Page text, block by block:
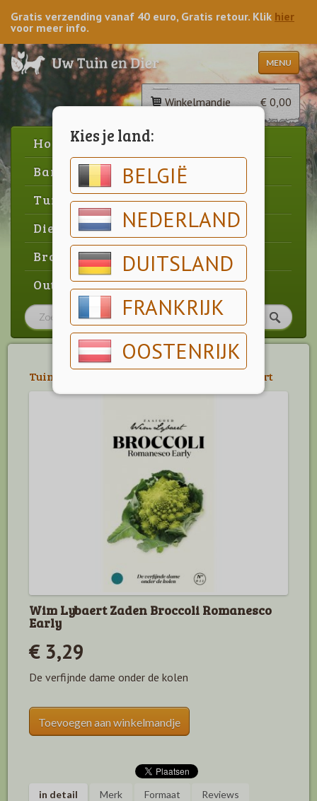
Kies je land:
BELGIË
NEDERLAND
DUITSLAND
FRANKRIJK
OOSTENRIJK
Gratis verzending vanaf 40 euro, Gratis retour. Klik hier
voor meer info.
MENU
Winkelmandje € 0,00
Home
Barbecue
Tuin
Dier
Brood & gebak
Outlet
Tuin Moestuin Zaden Wim Lybaert
Wim Lybaert Zaden Broccoli Romanesco
Early
€ 3,29
De verfijnde dame onder de kolen
Toevoegen aan winkelmandje
in detail Merk Formaat Reviews